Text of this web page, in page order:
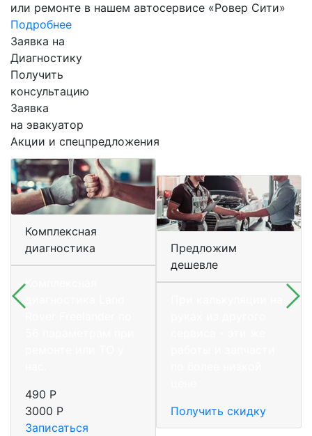
или ремонте в нашем автосервисе «Ровер Сити»
Подробнее
Заявка на
Диагностику
Получить
консультацию
Заявка
на эвакуатор
Акции и спецпредложения
Комплексная
диагностика
Комплексная
490 Р
3000 Р
Записаться
Предложим
дешевле
Получить скидку